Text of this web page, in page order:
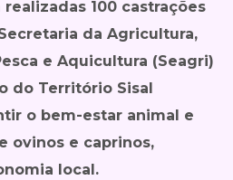
100 castrações
da Agricultura,
e Aquicultura (Seagri)
do Território Sisal
o bem-estar animal e
ovinos e caprinos,
local.